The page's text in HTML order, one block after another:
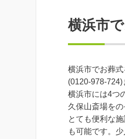
横浜市
横浜市でお葬式
(0120-978-724)
横浜市には4つ
久保山斎場を
とても便利な
も可能です。